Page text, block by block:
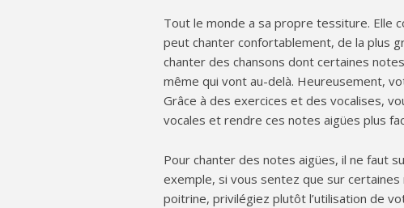
Tout le monde a sa propre tessiture. Elle
peut chanter confortablement, de la plus
chanter des chansons dont certaines
même qui vont au-delà. Heureusement,
Grâce à des exercices et des vocalises,
vocales et rendre ces notes aigües plus
Pour chanter des notes aigües, il ne faut
exemple, si vous sentez que sur
poitrine, privilégiez plutôt l’utilisation de